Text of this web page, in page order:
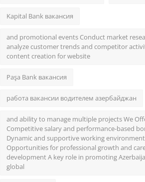
Kapital Bank вакансия
and promotional events Conduct market
analyze customer trends and competitor
content creation for website
Paşa Bank вакансия
работа вакансии водителем азербайджан
and ability to manage multiple projects We
Competitive salary and performance-based
Dynamic and supportive working environment
Opportunities for professional growth and
development A key role in promoting
global